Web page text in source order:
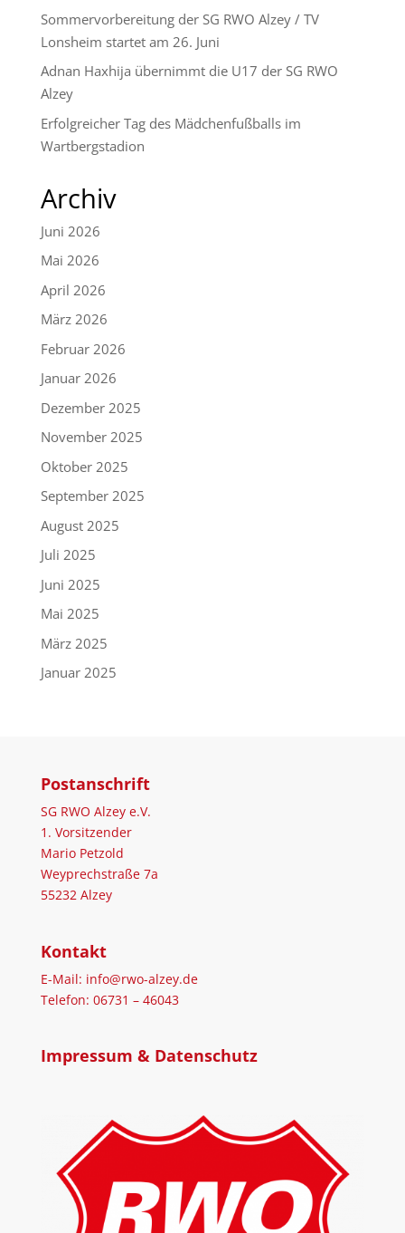
Sommervorbereitung der SG RWO Alzey / TV
Lonsheim startet am 26. Juni
Adnan Haxhija übernimmt die U17 der SG RWO
Alzey
Erfolgreicher Tag des Mädchenfußballs im
Wartbergstadion
Archiv
Juni 2026
Mai 2026
April 2026
März 2026
Februar 2026
Januar 2026
Dezember 2025
November 2025
Oktober 2025
September 2025
August 2025
Juli 2025
Juni 2025
Mai 2025
März 2025
Januar 2025
Postanschrift
SG RWO Alzey e.V.
1. Vorsitzender
Mario Petzold
Weyprechstraße 7a
55232 Alzey
Kontakt
E-Mail: info@rwo-alzey.de
Telefon: 06731 – 46043
Impressum & Datenschutz